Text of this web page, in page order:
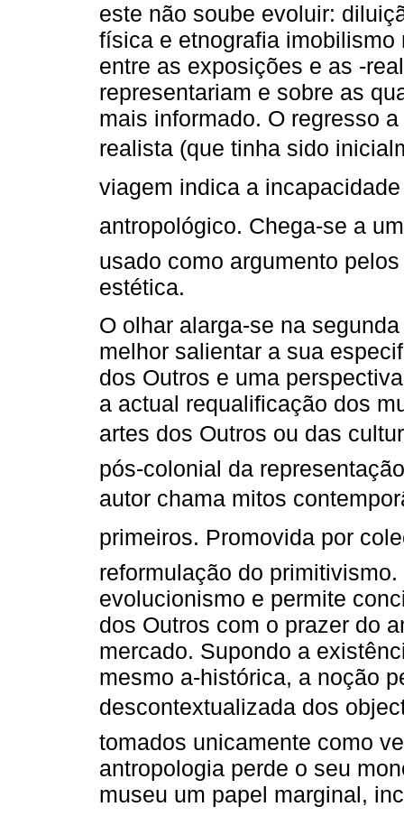
este não soube evoluir:
física e etnografia
entre as exposições e as -
representariam e sobre as
mais informado. O regresso
realista (que tinha sido
viagem indica a
antropológico. Chega-se a
usado como argumento
estética.
O olhar alarga-se na
melhor salientar a sua
dos Outros e uma
a actual requalificação dos
artes dos Outros ou das
pós-colonial da
autor chama mitos
primeiros. Promovida por
reformulação do
evolucionismo e permite
dos Outros com o prazer do
mercado. Supondo a
mesmo a-histórica, a noção
descontextualizada dos
tomados unicamente como
antropologia perde o seu
museu um papel marginal,